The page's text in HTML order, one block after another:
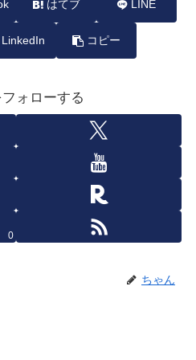
はてブ LINE
LinkedIn コピー
ォローする
0
ちゃん